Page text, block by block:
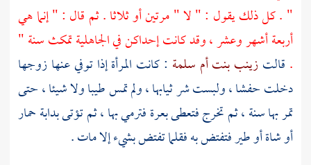
" . كل ذلك يقول : " لا " مرتين أو ثلاثا . ثم قال : " إنما هي
أربعة أشهر وعشر ، وقد كانت إحداكن في الجاهلية تمكث سنة "
. قالتزينب بنت أم سلمة : كانت المرأة إذا توفي عنها زوجها
دخلت حفشا ، ولبست شر ثيابها ، ولم تمس طيبا ولا شيئا ، حتى
تمر بها سنة ، ثم تخرج فتعطى بعرة فترمي بها ، ثم تؤتى بدابة حمار
أو شاة أو طير فتفتض به فقلما تفتض بشيء إلا مات .